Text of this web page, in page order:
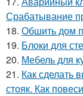
Срабатывание
18. Обшить дом
19. Блоки для
20. Мебель для
21. Как сделать
стояк. Как